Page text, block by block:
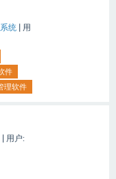
统
用
件
理软件
用户: